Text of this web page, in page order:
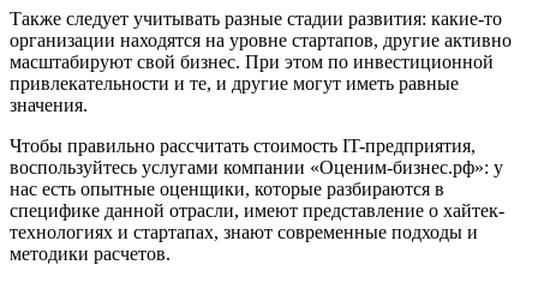
Также следует учитывать разные стадии развития: какие-то
организации находятся на уровне стартапов, другие активно
масштабируют свой бизнес. При этом по инвестиционной
привлекательности и те, и другие могут иметь равные
значения.
Чтобы правильно рассчитать стоимость IT-предприятия,
воспользуйтесь услугами компании «Оценим-бизнес.рф»: у
нас есть опытные оценщики, которые разбираются в
специфике данной отрасли, имеют представление о хайтек-
технологиях и стартапах, знают современные подходы и
методики расчетов.
Балашов
Барабинск
Барнаул
Батайск
Белая Калитва
Белгород
Белебей
Белово
Белогорск